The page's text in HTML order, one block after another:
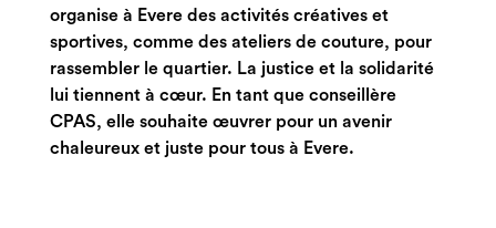
organise à Evere des activités créatives et
sportives, comme des ateliers de couture, pour
rassembler le quartier. La justice et la solidarité
lui tiennent à cœur. En tant que conseillère
CPAS, elle souhaite œuvrer pour un avenir
chaleureux et juste pour tous à Evere.